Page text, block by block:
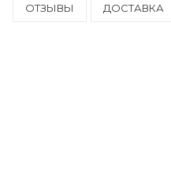
ОТЗЫВЫ ДОСТАВКА